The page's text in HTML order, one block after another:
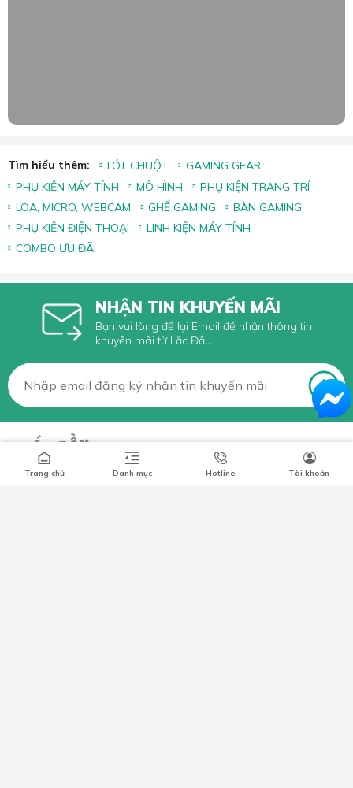
Tìm hiểu thêm: LÓT CHUỘT
GAMING GEAR
PHỤ KIỆN MÁY TÍNH
MÔ HÌNH
PHỤ KIỆN TRANG TRÍ
LOA, MICRO, WEBCAM
GHẾ GAMING
BÀN GAMING
PHỤ KIỆN ĐIỆN THOẠI
LINH KIỆN MÁY TÍNH
COMBO ƯU ĐÃI
NHẬN TIN KHUYẾN MÃI
Bạn vui lòng để lại Email để nhận thông tin
khuyến mãi từ Lắc Đầu
Trang chủ Danh mục Hotline Tài khoản